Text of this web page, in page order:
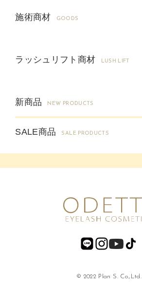
施術商材 GOODS
ラッシュリフト商材 LUSH LIFT
新商品 NEW PRODUCTS
SALE商品 SALE PRODUCTS
© 2022 Plan S. Co.,Ltd.